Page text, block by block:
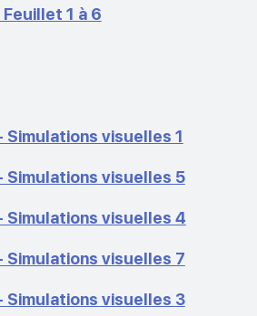
1 à 6
Simulations visuelles 1
Simulations visuelles 5
Simulations visuelles 4
Simulations visuelles 7
Simulations visuelles 3